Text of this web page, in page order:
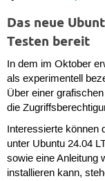
Das neue
Testen bereit
In dem im Oktober
als experimentell
Über einer
die
Interessierte können
unter Ubuntu 24.04
sowie eine Anleitung
installieren kann,